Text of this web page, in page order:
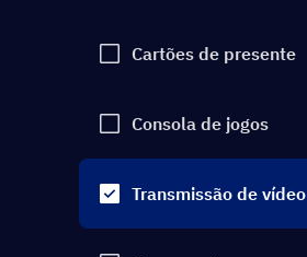
Cartões de presente
Consola de jogos
Transmissão de vídeo